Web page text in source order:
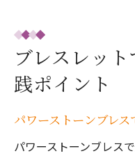
ブレスレッ
践ポイント
パワーストーンブレ
パワーストーンブレス